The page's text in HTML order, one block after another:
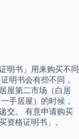
明书」用来购买不同
明书会有些不同，
屋第二市场（白居
手居屋）的时候，
交。 有意申请购买
资格证明书」。